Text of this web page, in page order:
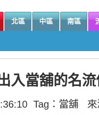
北區 中區 南區
入當舖的名
Tag： 當舖 來